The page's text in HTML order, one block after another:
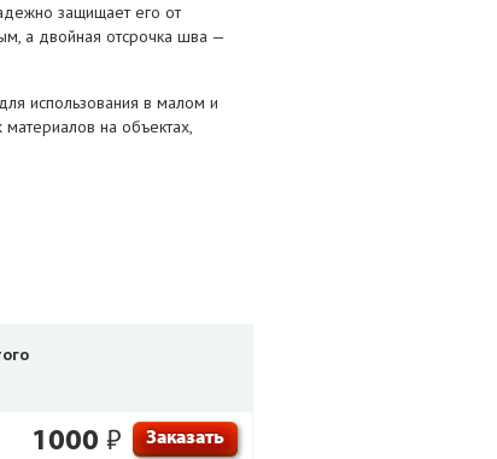
защищает его от
а двойная отсрочка шва —
использования в малом и
на объектах,
1000 ₽ Заказать